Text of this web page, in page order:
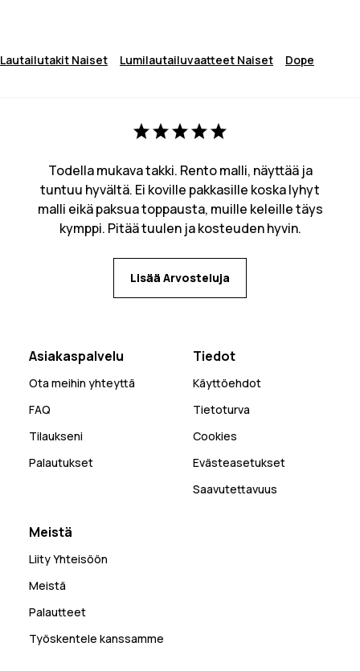
Lautailutakit Naiset Lumilautailuvaatteet Naiset Dope
Todella mukava takki. Rento malli, näyttää ja
tuntuu hyvältä. Ei koville pakkasille koska lyhyt
malli eikä paksua toppausta, muille keleille täys
kymppi. Pitää tuulen ja kosteuden hyvin.
Lisää Arvosteluja
Asiakaspalvelu
Ota meihin yhteyttä
FAQ
Tilaukseni
Palautukset
Tiedot
Käyttöehdot
Tietoturva
Cookies
Evästeasetukset
Saavutettavuus
Meistä
Liity Yhteisöön
Meistä
Palautteet
Työskentele kanssamme